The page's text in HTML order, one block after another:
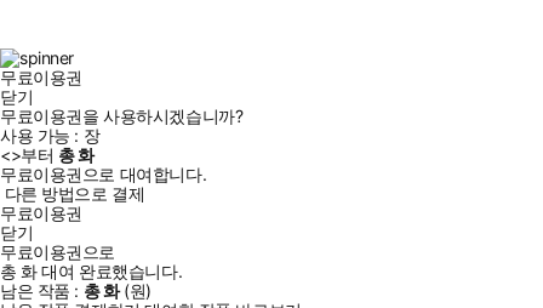
무료이용권
닫기
무료이용권을 사용하시겠습니까?
사용 가능 : 장
<>부터 총화
무료이용권으로 대여합니다.
다른 방법으로 결제
무료이용권
닫기
무료이용권으로
총 화대여 완료했습니다.
남은 작품 : 총화(원)